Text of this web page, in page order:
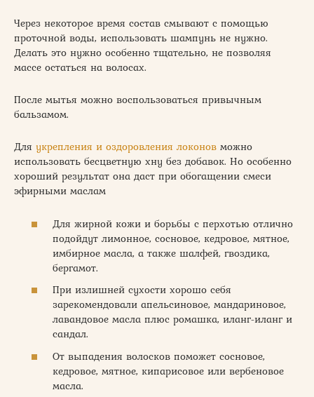
Через некоторое время состав смывают с помощью
проточной воды, использовать шампунь не нужно.
Делать это нужно особенно тщательно, не позволяя
массе остаться на волосах.
После мытья можно воспользоваться привычным
бальзамом.
Для укрепления и оздоровления локонов можно
использовать бесцветную хну без добавок. Но особенно
хороший результат она даст при обогащении смеси
эфирными маслам
Для жирной кожи и борьбы с перхотью отлично
подойдут лимонное, сосновое, кедровое, мятное,
имбирное масла, а также шалфей, гвоздика,
бергамот.
При излишней сухости хорошо себя
зарекомендовали апельсиновое, мандариновое,
лавандовое масла плюс ромашка, иланг-иланг и
сандал.
От выпадения волосков поможет сосновое,
кедровое, мятное, кипарисовое или вербеновое
масла.